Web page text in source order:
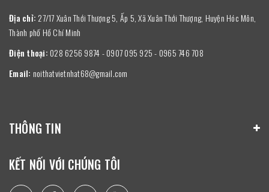
Địa chỉ: 27/17 Xuân Thới Thượng 5, Ấp 5, Xã Xuân Thới Thượng, Huyện Hóc Môn,
Thành phố Hồ Chí Minh
Điện thoại: 028 6256 9874 - 0907 095 925 - 0965 746 708
Email: noithatvietnhat68@gmail.com
THÔNG TIN
KẾT NỐI VỚI CHÚNG TÔI